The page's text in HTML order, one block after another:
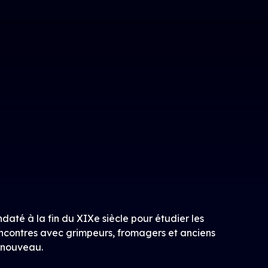
à la fin du XIXe siècle pour étudier les
avec grimpeurs, fromagers et anciens